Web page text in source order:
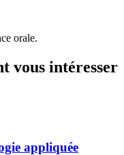
orale.
vous intéresser
appliquée